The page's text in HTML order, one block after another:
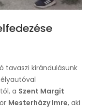
tavaszi kirándulásunk
a Szent Margit
Mesterházy Imre, aki